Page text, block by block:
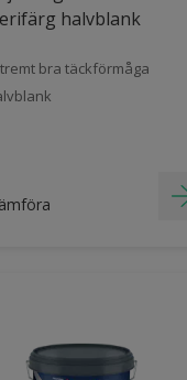
halvblank
bra täckförmåga